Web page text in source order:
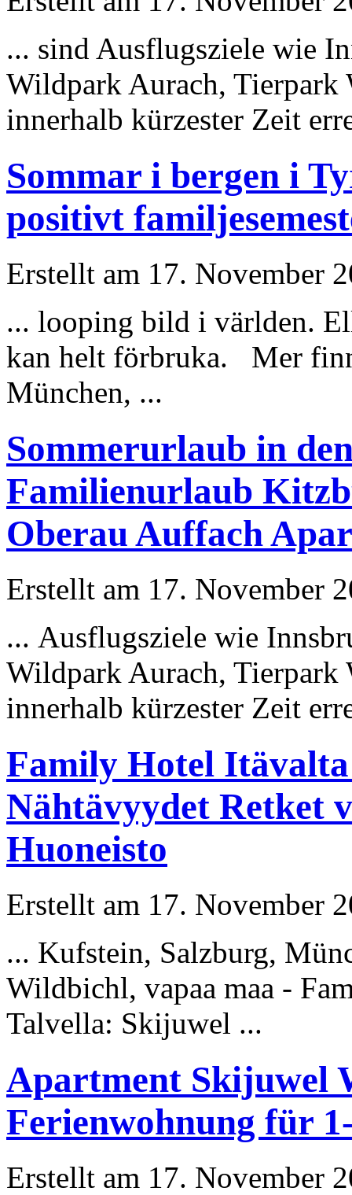
... sind Ausflugsziele wie
Wildpark Aurach,
innerhalb kürzester Zeit
Sommar i bergen i
positivt
Erstellt am 17. November
... looping bild i världen.
kan helt förbruka. Mer
München, ...
Sommerurlaub in
Familienurlaub
Oberau Auffach
Erstellt am 17. November
... Ausflugsziele wie
Wildpark Aurach,
innerhalb kürzester Zeit
Family Hotel
Nähtävyydet Retket
Huoneisto
Erstellt am 17. November
... Kufstein, Salzburg,
Wildbichl, vapaa maa -
Talvella: Skijuwel ...
Apartment Skijuwel
Ferienwohnung für
Erstellt am 17. November